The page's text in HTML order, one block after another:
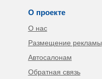
О проекте
О нас
Размещение рекламы
Автосалонам
Обратная связь